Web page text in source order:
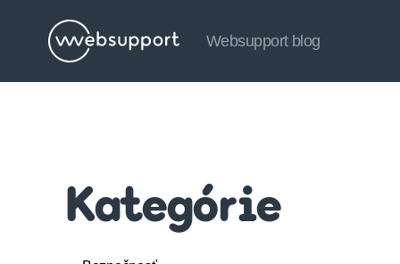
Websupport
Websupport blog
Kategórie